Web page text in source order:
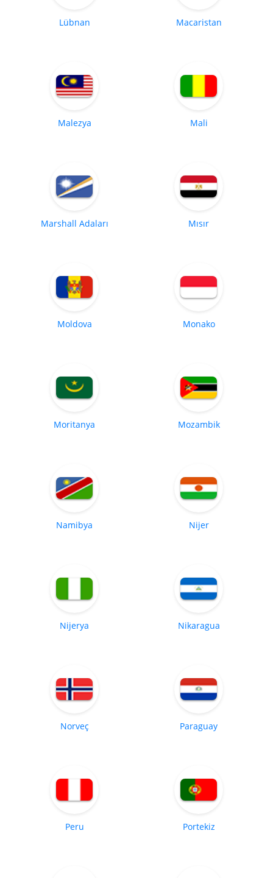
Lübnan Macaristan
Malezya Mali
Marshall Adaları Mısır
Moldova Monako
Moritanya Mozambik
Namibya Nijer
Nijerya Nikaragua
Norveç Paraguay
Peru Portekiz